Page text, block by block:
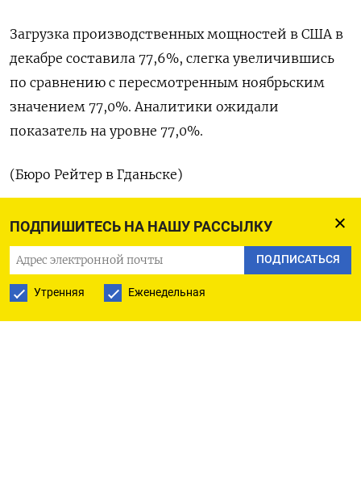
ПОДПИШИТЕСЬ НА НАШУ РАССЫЛКУ
ПОДПИСАТЬСЯ
Утренняя Еженедельная
Загрузка производственных мощностей в США в
декабре составила 77,6%, слегка увеличившись
по сравнению с пересмотренным ноябрьским
значением 77,0%. Аналитики ожидали
показатель на уровне 77,0%.
(Бюро Рейтер в Гданьске)
ПОДПИСАТЬСЯ НА ТЕЛЕГРАМ
ПОДПИСАТЬСЯ В GOOGLE